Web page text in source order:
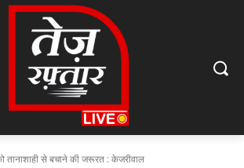
तानाशाही से बचाने की जरूरत : केजरीवाल